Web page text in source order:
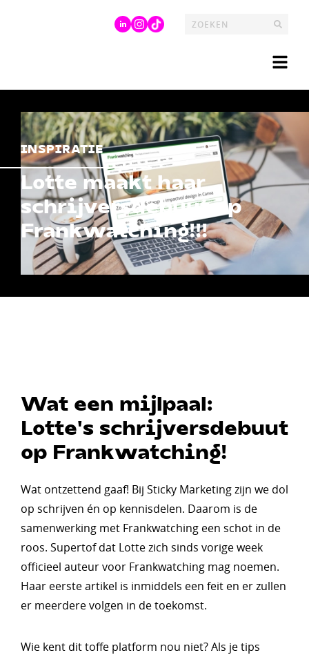
INSPIRATIE
Lotte maakt haar
schrijversdebuut op
Frankwatching!!!
Wat een mijlpaal:
Lotte's schrijversdebuut
op Frankwatching!
Wat ontzettend gaaf! Bij Sticky Marketing zijn we dol
op schrijven én op kennisdelen. Daarom is de
samenwerking met Frankwatching een schot in de
roos. Supertof dat Lotte zich sinds vorige week
officieel auteur voor Frankwatching mag noemen.
Haar eerste artikel is inmiddels een feit en er zullen
er meerdere volgen in de toekomst.
Wie kent dit toffe platform nou niet? Als je tips